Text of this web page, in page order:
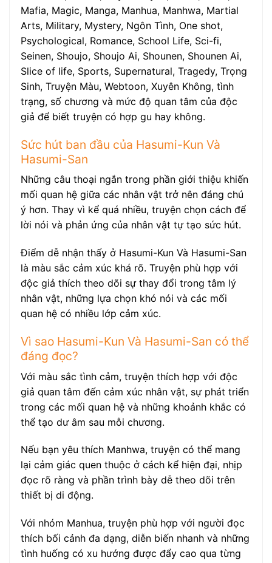
Mafia, Magic, Manga, Manhua, Manhwa, Martial
Arts, Military, Mystery, Ngôn Tình, One shot,
Psychological, Romance, School Life, Sci-fi,
Seinen, Shoujo, Shoujo Ai, Shounen, Shounen Ai,
Slice of life, Sports, Supernatural, Tragedy, Trọng
Sinh, Truyện Màu, Webtoon, Xuyên Không, tình
trạng, số chương và mức độ quan tâm của độc
giả để biết truyện có hợp gu hay không.
Sức hút ban đầu của Hasumi-Kun Và
Hasumi-San
Những câu thoại ngắn trong phần giới thiệu khiến
mối quan hệ giữa các nhân vật trở nên đáng chú
ý hơn. Thay vì kể quá nhiều, truyện chọn cách để
lời nói và phản ứng của nhân vật tự tạo sức hút.
Điểm dễ nhận thấy ở Hasumi-Kun Và Hasumi-San
là màu sắc cảm xúc khá rõ. Truyện phù hợp với
độc giả thích theo dõi sự thay đổi trong tâm lý
nhân vật, những lựa chọn khó nói và các mối
quan hệ có nhiều lớp cảm xúc.
Vì sao Hasumi-Kun Và Hasumi-San có thể
đáng đọc?
Với màu sắc tình cảm, truyện thích hợp với độc
giả quan tâm đến cảm xúc nhân vật, sự phát triển
trong các mối quan hệ và những khoảnh khắc có
thể tạo dư âm sau mỗi chương.
Nếu bạn yêu thích Manhwa, truyện có thể mang
lại cảm giác quen thuộc ở cách kể hiện đại, nhịp
đọc rõ ràng và phần trình bày dễ theo dõi trên
thiết bị di động.
Với nhóm Manhua, truyện phù hợp với người đọc
thích bối cảnh đa dạng, diễn biến nhanh và những
tình huống có xu hướng được đẩy cao qua từng